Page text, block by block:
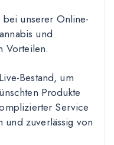
bei unserer Online-
und
Vorteilen.
Bestand, um
Produkte
Service
zuverlässig von